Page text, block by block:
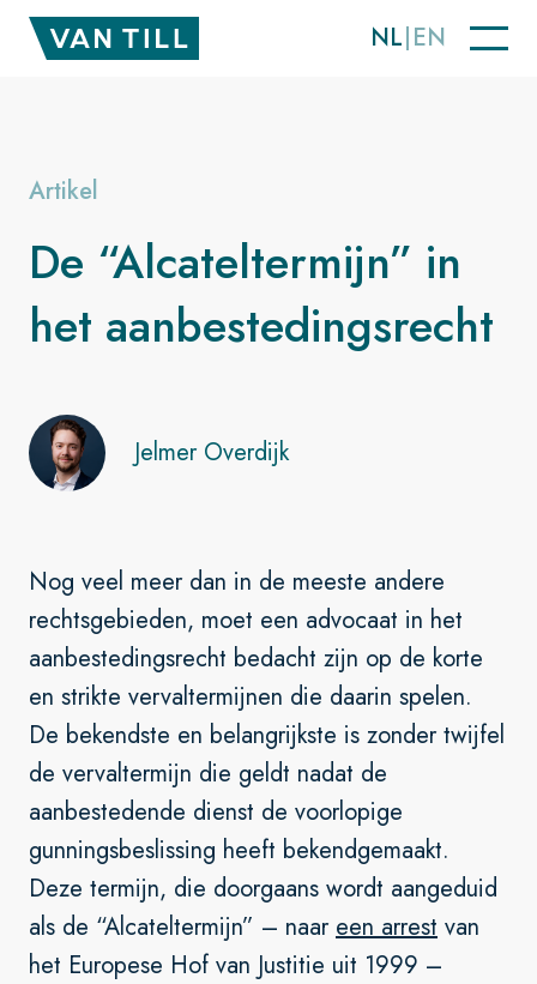
NL EN
Artikel
De “Alcateltermijn” in
het aanbestedings­recht
Jelmer Overdijk
Nog veel meer dan in de meeste andere
rechtsgebieden, moet een advocaat in het
aanbestedingsrecht bedacht zijn op de korte
en strikte vervaltermijnen die daarin spelen.
De bekendste en belangrijkste is zonder twijfel
de vervaltermijn die geldt nadat de
aanbestedende dienst de voorlopige
gunningsbeslissing heeft bekendgemaakt.
Deze termijn, die doorgaans wordt aangeduid
als de “Alcateltermijn” – naareen arrest van
het Europese Hof van Justitie uit 1999 –